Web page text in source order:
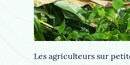
Les agriculteurs sur